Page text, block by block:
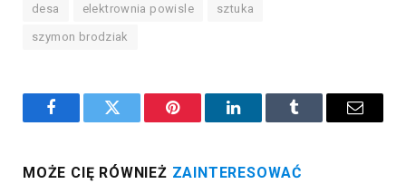
desa elektrownia powisle sztuka
szymon brodziak
FacebookTwitter Pinterest LinkedInTumblr Email
MOŻE CIĘ RÓWNIEŻ ZAINTERESOWAĆ